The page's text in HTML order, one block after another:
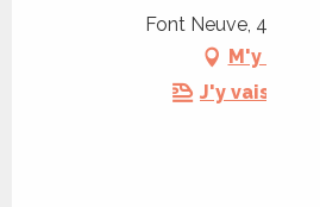
Font Neuve, 46200
M'y
J'y vais en